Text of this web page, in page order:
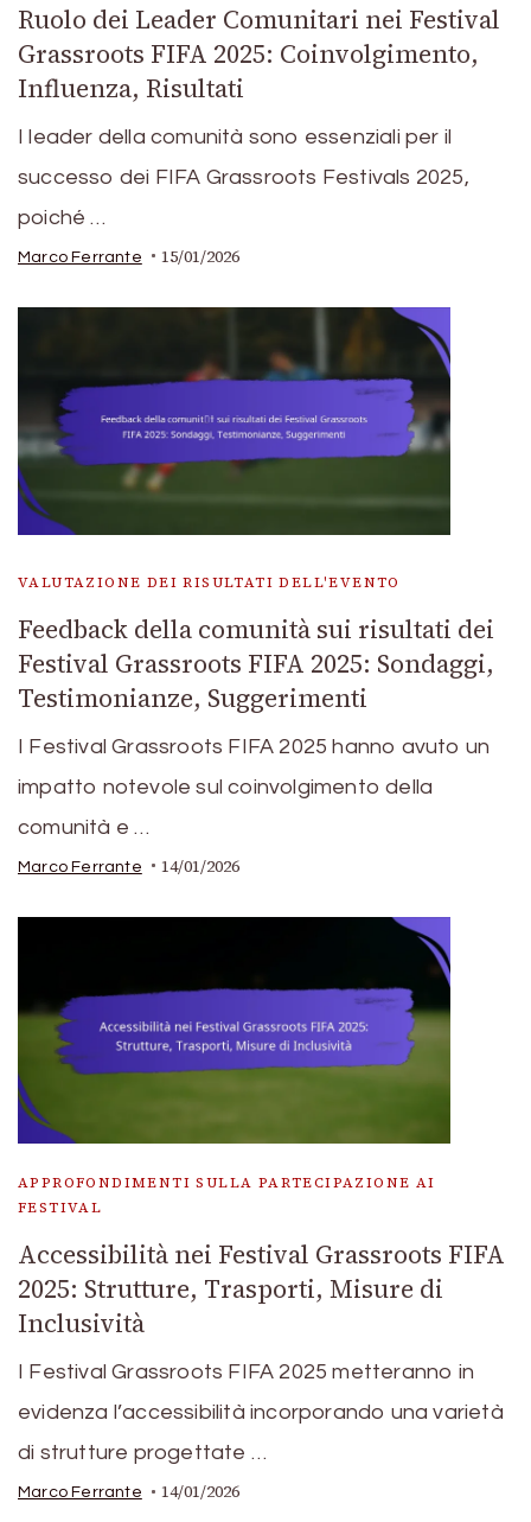
Ruolo dei Leader Comunitari nei Festival
Grassroots FIFA 2025: Coinvolgimento,
Influenza, Risultati
I leader della comunità sono essenziali per il
successo dei FIFA Grassroots Festivals 2025,
poiché …
Marco Ferrante 15/01/2026
VALUTAZIONE DEI RISULTATI DELL'EVENTO
Feedback della comunità sui risultati dei
Festival Grassroots FIFA 2025: Sondaggi,
Testimonianze, Suggerimenti
I Festival Grassroots FIFA 2025 hanno avuto un
impatto notevole sul coinvolgimento della
comunità e …
Marco Ferrante 14/01/2026
APPROFONDIMENTI SULLA PARTECIPAZIONE AI
FESTIVAL
Accessibilità nei Festival Grassroots FIFA
2025: Strutture, Trasporti, Misure di
Inclusività
I Festival Grassroots FIFA 2025 metteranno in
evidenza l’accessibilità incorporando una varietà
di strutture progettate …
Marco Ferrante 14/01/2026